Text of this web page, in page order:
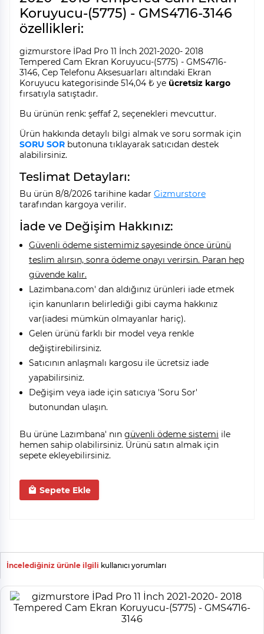
Koruyucu-(5775) - GMS4716-3146
özellikleri:
gizmurstore İPad Pro 11 İnch 2021-2020- 2018
Tempered Cam Ekran Koruyucu-(5775) - GMS4716-
3146, Cep Telefonu Aksesuarları altındaki Ekran
Koruyucu kategorisinde 514,04 ₺ ye ücretsiz kargo
fırsatıyla satıştadır.
Bu ürünün renk: şeffaf 2, seçenekleri mevcuttur.
Ürün hakkında detaylı bilgi almak ve soru sormak için
SORU SOR butonuna tıklayarak satıcıdan destek
alabilirsiniz.
Teslimat Detayları:
Bu ürün 8/8/2026 tarihine kadar Gizmurstore
tarafından kargoya verilir.
İade ve Değişim Hakkınız:
Güvenli ödeme sistemimiz sayesinde önce ürünü
teslim alırsın, sonra ödeme onayı verirsin. Paran hep
güvende kalır.
Lazimbana.com' dan aldığınız ürünleri iade etmek
için kanunların belirlediği gibi cayma hakkınız
var(iadesi mümkün olmayanlar hariç).
Gelen ürünü farklı bir model veya renkle
değiştirebilirsiniz.
Satıcının anlaşmalı kargosu ile ücretsiz iade
yapabilirsiniz.
Değişim veya iade için satıcıya 'Soru Sor'
butonundan ulaşın.
Bu ürüne Lazımbana' nın güvenli ödeme sistemi ile
hemen sahip olabilirsiniz. Ürünü satın almak için
sepete ekleyebilirsiniz.
Sepete Ekle
İncelediğiniz ürünle ilgili kullanıcı yorumları